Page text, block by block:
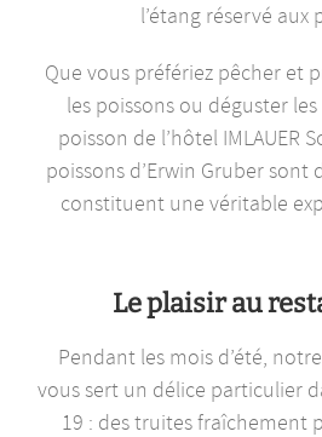
l’étang réservé aux
Que vous préfériez pêcher et
les poissons ou déguster
poisson de l’hôtel IMLAUER
poissons d’Erwin Gruber
constituent une véritable
Le plaisir au
Pendant les mois d’été,
vous sert un délice particulier
19 : des truites fraîchement